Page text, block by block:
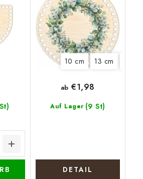
10 cm 13 cm
Auf Lager (9 St)
ab €1,98
DETAIL